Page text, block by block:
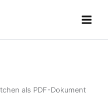
als PDF-Dokument